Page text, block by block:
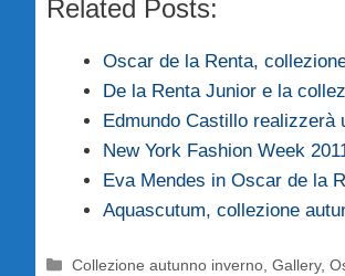
Related Posts:
Oscar de la Renta,
De la Renta Junior e la
Edmundo Castillo
New York Fashion Week
Eva Mendes in Oscar de la
Aquascutum, collezione
Categorie
Collezione autunno inverno ,Gallery,